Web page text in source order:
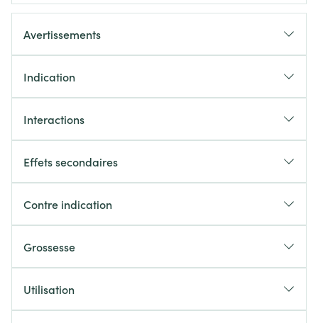
Avertissements
Indication
Interactions
Effets secondaires
Contre indication
Grossesse
Utilisation